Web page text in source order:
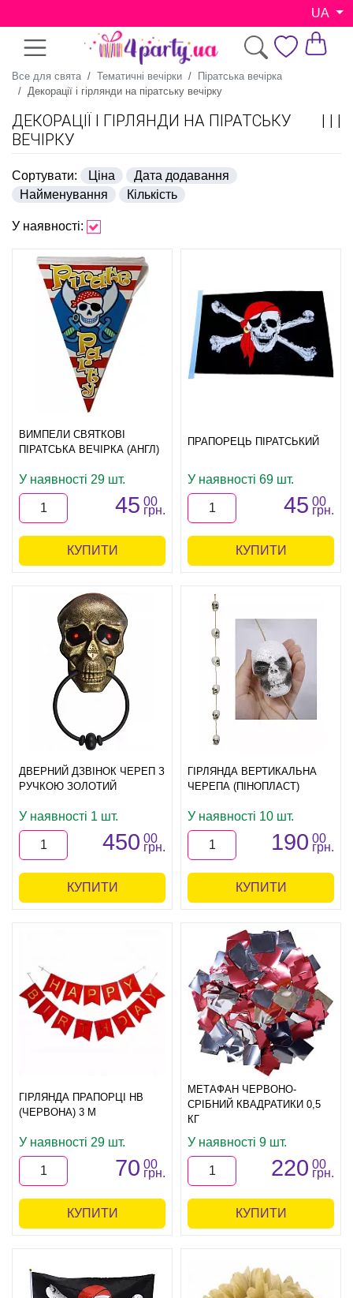
UA
Все для свята Тематичні вечірки
Піратська вечірка
Декорації і гірлянди на піратську вечірку
ДЕКОРАЦІЇ І ГІРЛЯНДИ НА ПІРАТСЬКУ
ВЕЧІРКУ
Сортувати: Ціна
Дата додавання
Найменування
Кількість
У наявності:
ВИМПЕЛИ СВЯТКОВІ
ПІРАТСЬКА ВЕЧІРКА (АНГЛ)
У наявності 29 шт.
45 00
грн.
КУПИТИ
ПРАПОРЕЦЬ ПІРАТСЬКИЙ
У наявності 69 шт.
45 00
грн.
КУПИТИ
ДВЕРНИЙ ДЗВІНОК ЧЕРЕП З
РУЧКОЮ ЗОЛОТИЙ
У наявності 1 шт.
450 00
грн.
КУПИТИ
ГІРЛЯНДА ВЕРТИКАЛЬНА
ЧЕРЕПА (ПІНОПЛАСТ)
У наявності 10 шт.
190 00
грн.
КУПИТИ
ГІРЛЯНДА ПРАПОРЦІ HB
(ЧЕРВОНА) 3 М
У наявності 29 шт.
70 00
грн.
КУПИТИ
МЕТАФАН ЧЕРВОНО-
СРІБНИЙ КВАДРАТИКИ 0,5
КГ
У наявності 9 шт.
220 00
грн.
КУПИТИ